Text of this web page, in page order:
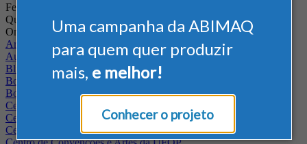
Uma campanha da ABIMAQ
para quem quer produzir
mais, e melhor!
Conhecer o projeto
Feiras
Quando
Onde
Arena Jaguariuna
Auditório Albano Franco - FIEPA
Blumenau - SC
BolognaFiere
Boulevard Olimpico - RJ
Centro Internacional de Convenções do Brasil, em Brasília
Centro de Convenções - SE
Centro de Convenções de Pernambuco - PE